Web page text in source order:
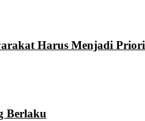
Harus Menjadi
Berlaku